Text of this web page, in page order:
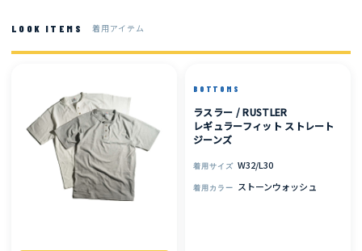
LOOK ITEMS 着用アイテム
BOTTOMS
ラスラー / RUSTLER
レギュラーフィット ストレート
ジーンズ
着用サイズ W32/L30
着用カラー ストーンウォッシュ